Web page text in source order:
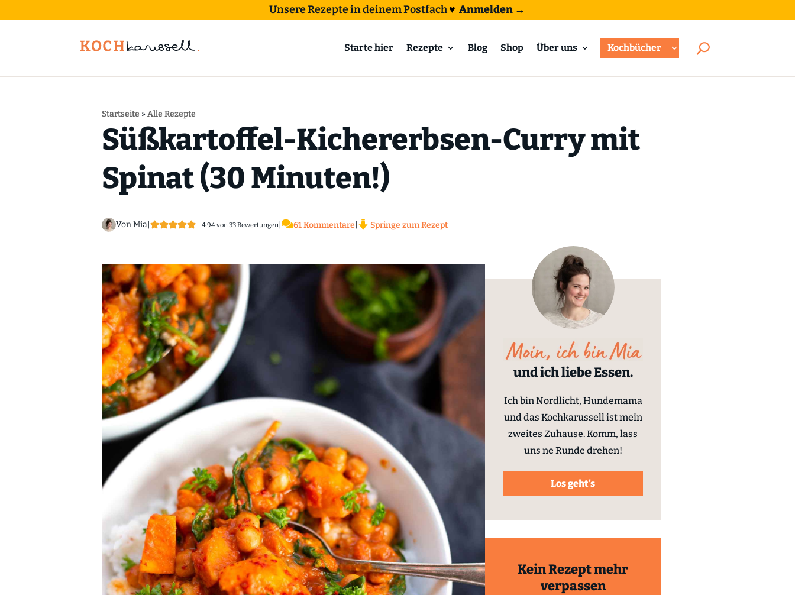
Unsere Rezepte in deinem Postfach♥ Anmelden →
Starte hier Rezepte Blog Shop Über uns Kochbücher
Startseite »Alle Rezepte
Süßkartoffel-Kichererbsen-Curry mit
Spinat (30 Minuten!)
Von Mia 4.94von 33Bewertungen| 61 Kommentare Springe zum Rezept
und ich liebe Essen.
Ich bin Nordlicht, Hundemama
und das Kochkarussell ist mein
zweites Zuhause. Komm, lass
uns ne Runde drehen!
Los geht's
Kein Rezept mehr
verpassen